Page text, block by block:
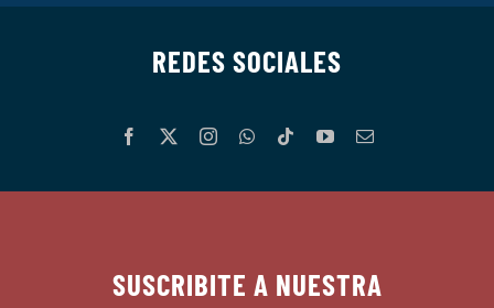
REDES SOCIALES
SUSCRIBITE A NUESTRA